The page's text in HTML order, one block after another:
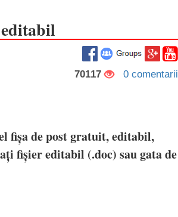
70117 0 comentarii
fișa de post gratuit, editabil,
fișier editabil (.doc) sau gata de